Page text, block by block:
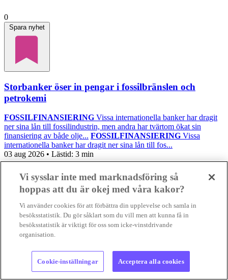
0
Spara nyhet
Storbanker öser in pengar i fossilbränslen och
petrokemi
FOSSILFINANSIERING Vissa internationella banker har dragit
ner sina lån till fossilindustrin, men andra har tvärtom ökat sin
finansiering av både olje... FOSSILFINANSIERING Vissa
internationella banker har dragit ner sina lån till fos...
03 aug 2026 • Lästid: 3 min
Foto:Karl Egger, Pixabay, samt privat
Vi sysslar inte med marknadsföring så
hoppas att du är okej med våra kakor?
Vi använder cookies för att förbättra din upplevelse och samla in
besöksstatistik. Du gör såklart som du vill men att kunna få in
besöksstatistik är viktigt för oss som icke-vinstdrivande
organisation.
Cookie-inställningar Acceptera alla cookies